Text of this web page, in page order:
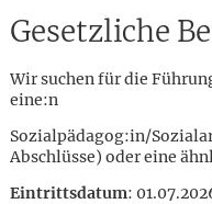
Gesetzliche
Wir suchen für die
eine:n
Sozialpädagog:in/
Abschlüsse) oder eine
Eintrittsdatum: